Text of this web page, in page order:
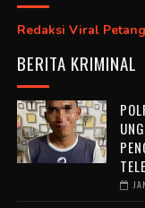
Redaksi Viral Petang
BERITA KRIMINAL